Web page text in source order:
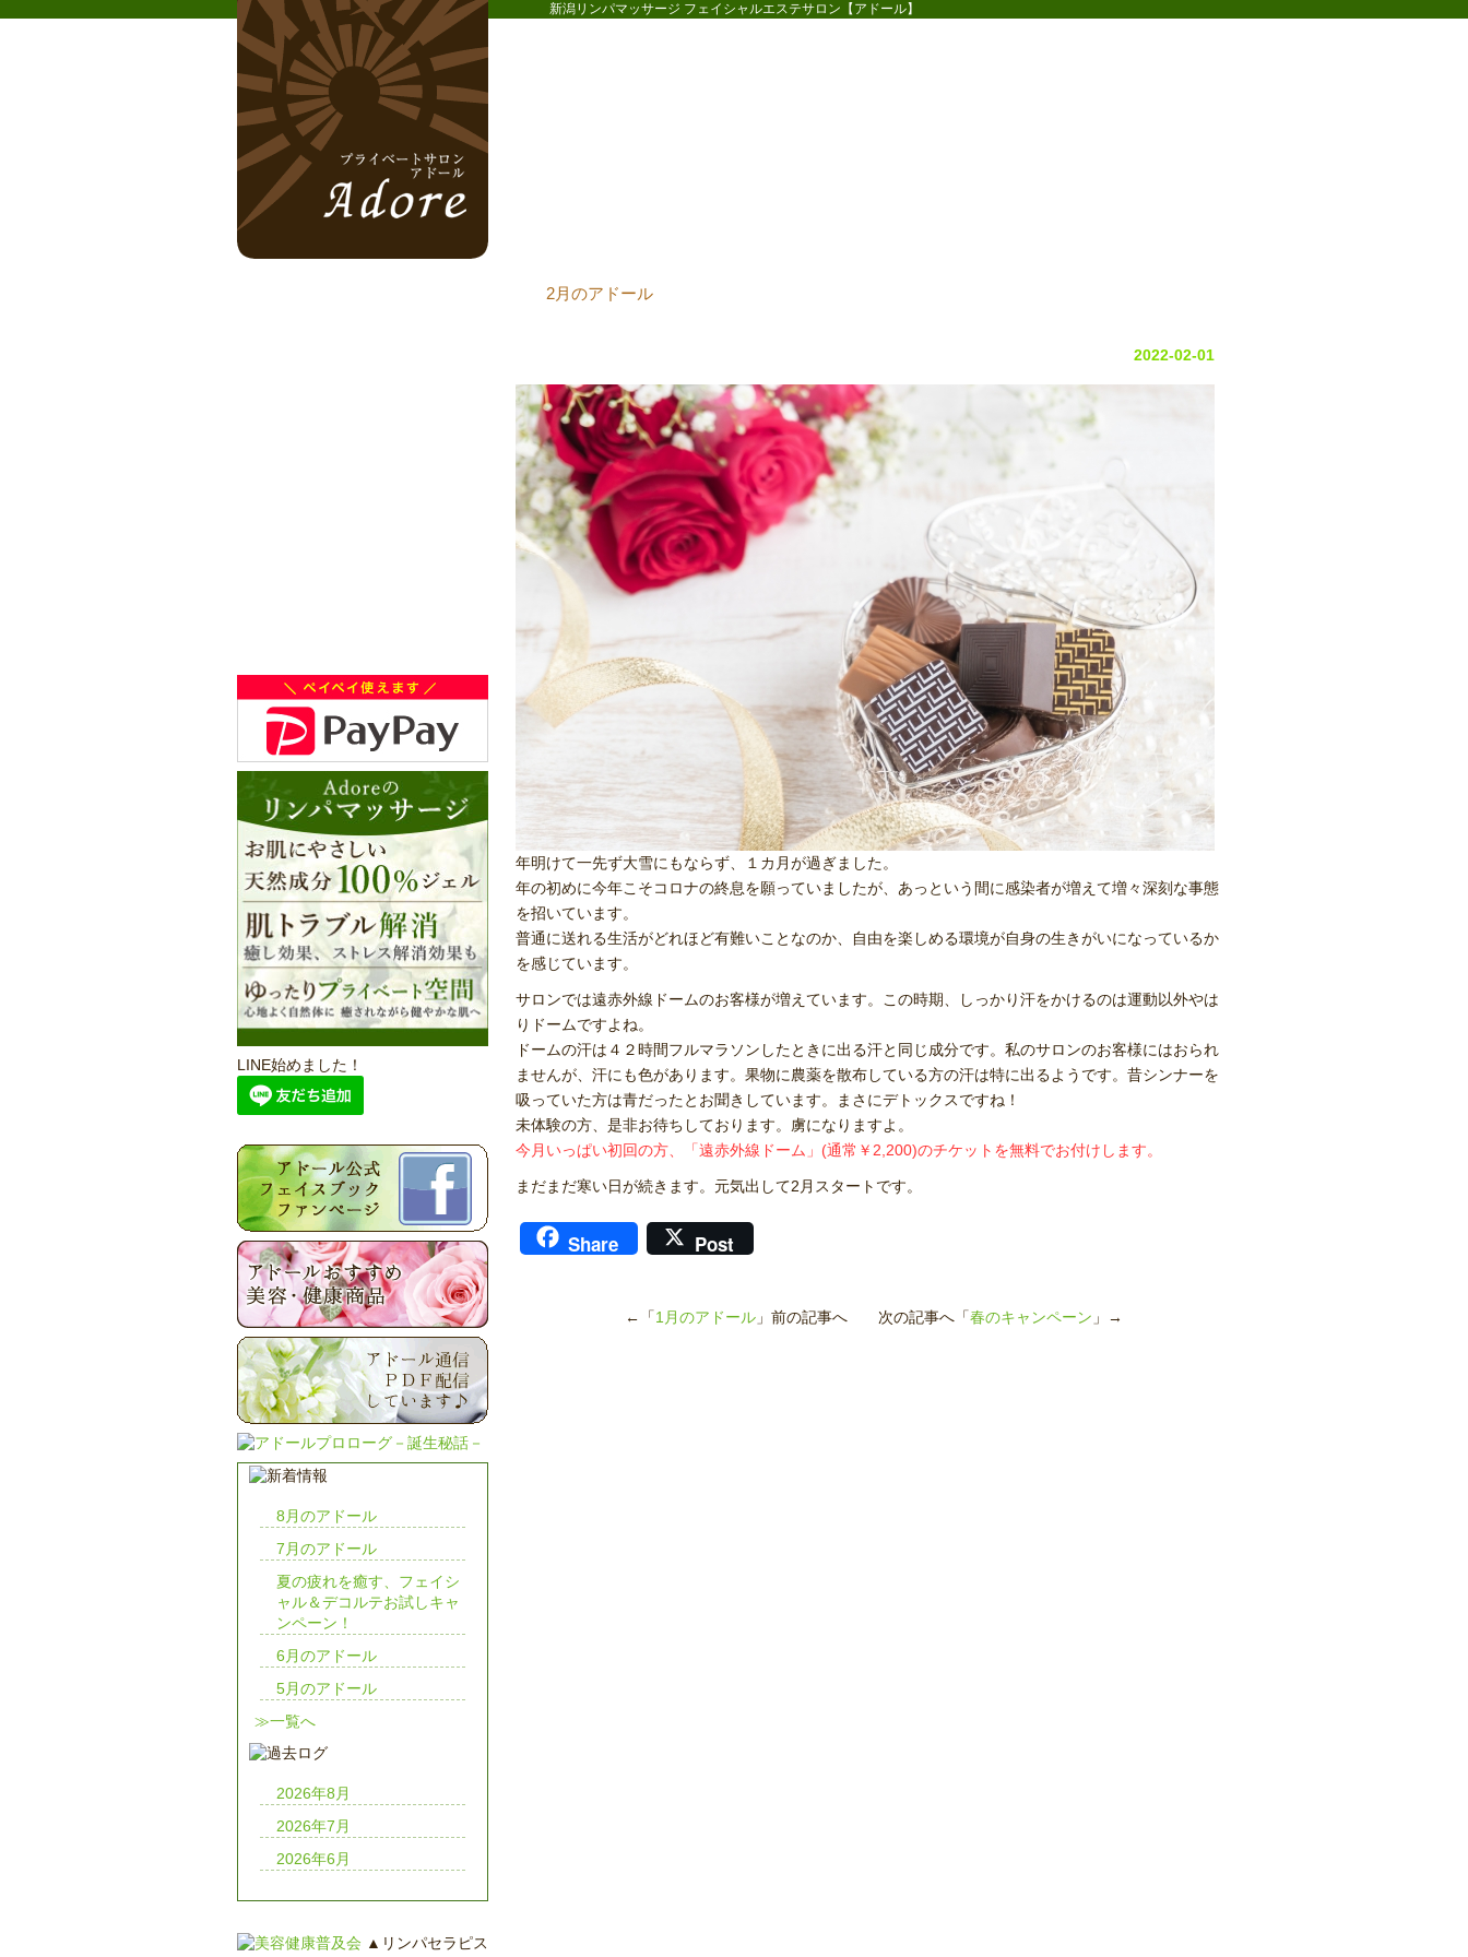
新潟リンパマッサージ フェイシャルエステサロン【アドール】
2月のアドール
2022-02-01
年明けて一先ず大雪にもならず、１カ月が過ぎました。
年の初めに今年こそコロナの終息を願っていましたが、あっという間に感染者が増えて増々深刻な事態
を招いています。
普通に送れる生活がどれほど有難いことなのか、自由を楽しめる環境が自身の生きがいになっているか
を感じています。
サロンでは遠赤外線ドームのお客様が増えています。この時期、しっかり汗をかけるのは運動以外やは
りドームですよね。
ドームの汗は４２時間フルマラソンしたときに出る汗と同じ成分です。私のサロンのお客様にはおられ
ませんが、汗にも色があります。果物に農薬を散布している方の汗は特に出るようです。昔シンナーを
吸っていた方は青だったとお聞きしています。まさにデトックスですね！
未体験の方、是非お待ちしております。虜になりますよ。
今月いっぱい初回の方、「遠赤外線ドーム」(通常￥2,200)のチケットを無料でお付けします。
まだまだ寒い日が続きます。元気出して2月スタートです。
Share Post
←「1月のアドール」前の記事へ 次の記事へ「春のキャンペーン 」→
LINE始めました！
8月のアドール
7月のアドール
夏の疲れを癒す、フェイシ
ャル＆デコルテお試しキャ
ンペーン！
6月のアドール
5月のアドール
≫一覧へ
2026年8月
2026年7月
2026年6月
▲リンパセラピス